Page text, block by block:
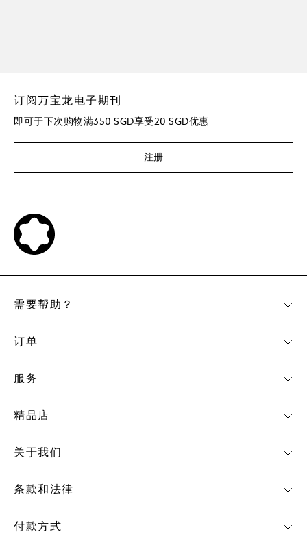
订阅万宝龙电子期刊
即可于下次购物满350 SGD享受20 SGD优惠
注册
付款方式
需要帮助？
订单
服务
精品店
关于我们
条款和法律